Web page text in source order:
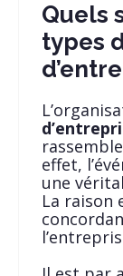
Quels
types
effet,
une
La raison